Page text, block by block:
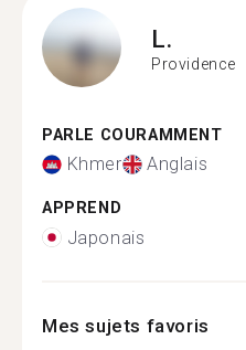
L.
Providence
PARLE COURAMMENT
Khmer Anglais
APPREND
Japonais
Mes sujets favoris